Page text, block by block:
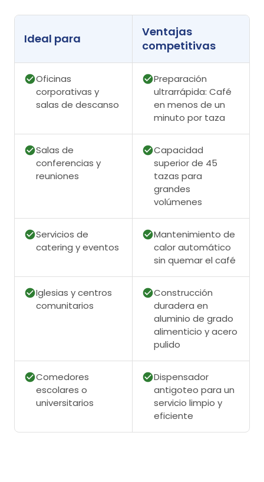
Ideal para
Ventajas
competitivas
Oficinas
corporativas y
salas de descanso
Preparación
ultrarrápida: Café
en menos de un
minuto por taza
Salas de
conferencias y
reuniones
Capacidad
superior de 45
tazas para
grandes
volúmenes
Servicios de
catering y eventos
Mantenimiento de
calor automático
sin quemar el café
Iglesias y centros
comunitarios
Construcción
duradera en
aluminio de grado
alimenticio y acero
pulido
Comedores
escolares o
universitarios
Dispensador
antigoteo para un
servicio limpio y
eficiente